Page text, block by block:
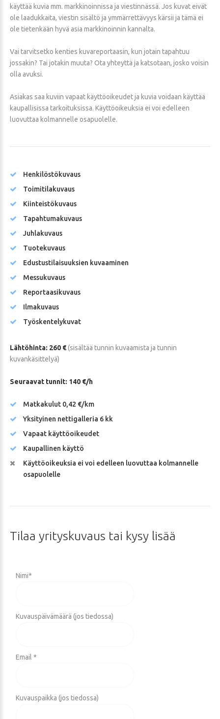
käyttää kuvia mm. markkinoinnissa ja viestinnässä. Jos kuvat eivät
ole laadukkaita, viestin sisältö ja ymmärrettävyys kärsii ja tämä ei
ole tietenkään hyvä asia markkinoinnin kannalta.
Vai tarvitsetko kenties kuvareportaasin, kun jotain tapahtuu
jossakin? Tai jotakin muuta? Ota yhteyttä ja katsotaan, josko voisin
olla avuksi.
Asiakas saa kuviin vapaat käyttöoikeudet ja kuvia voidaan käyttää
kaupallisissa tarkoituksissa. Käyttöoikeuksia ei voi edelleen
luovuttaa kolmannelle osapuolelle.
Henkilöstökuvaus
Toimitilakuvaus
Kiinteistökuvaus
Tapahtumakuvaus
Juhlakuvaus
Tuotekuvaus
Edustustilaisuuksien kuvaaminen
Messukuvaus
Reportaasikuvaus
Ilmakuvaus
Työskentelykuvat
Lähtöhinta: 260 €(sisältää tunnin kuvaamista ja tunnin
kuvankäsittelyä)
Seuraavat tunnit: 140 €/h
Matkakulut 0,42 €/km
Yksityinen nettigalleria 6 kk
Vapaat käyttöoikeudet
Kaupallinen käyttö
Käyttöoikeuksia ei voi edelleen luovuttaa kolmannelle
osapuolelle
Tilaa yrityskuvaus tai kysy lisää
Nimi*
Kuvauspäivämäärä (jos tiedossa)
Email *
Kuvauspaikka (jos tiedossa)